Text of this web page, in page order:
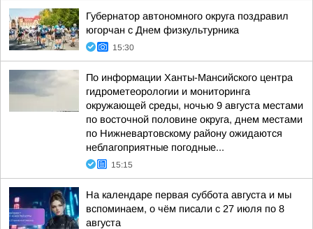
Губернатор автономного округа поздравил
югорчан с Днем физкультурника
15:30
По информации Ханты-Мансийского центра
гидрометеорологии и мониторинга
окружающей среды, ночью 9 августа местами
по восточной половине округа, днем местами
по Нижневартовскому району ожидаются
неблагоприятные погодные...
15:15
На календаре первая суббота августа и мы
вспоминаем, о чём писали с 27 июля по 8
августа